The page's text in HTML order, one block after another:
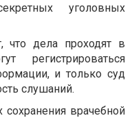
уголовных
что дела проходят в
регистрироваться
и только суд
слушаний.
врачебной